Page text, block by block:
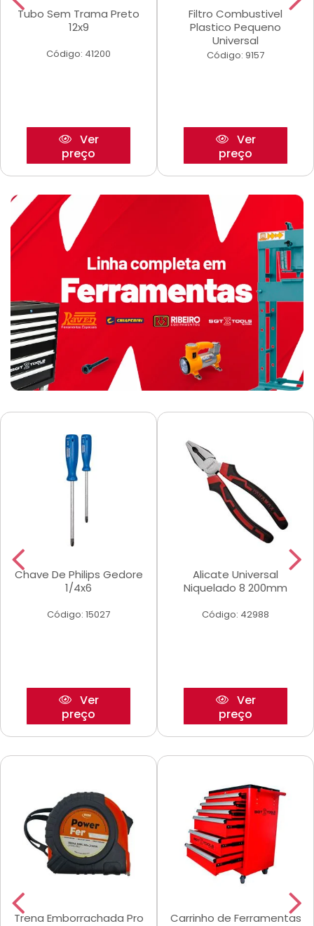
Tubo Sem Trama Preto
12x9
Código: 41200
Ver
preço
Filtro Combustivel
Plastico Pequeno
Universal
Código: 9157
Ver
preço
Chave De Philips Gedore
1/4x6
Código: 15027
Ver
preço
Alicate Universal
Niquelado 8 200mm
Código: 42988
Ver
preço
Trena Emborrachada Pro
Carrinho de Ferramentas